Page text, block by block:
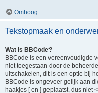
Omhoog
Tekstopmaak en
Wat is BBCode?
BBCode is een vereenvoudigde
niet toegestaan door de
uitschakelen, dit is een optie bij
BBCode is ongeveer gelijk aan
haakjes [ en ] geplaatst, dus niet